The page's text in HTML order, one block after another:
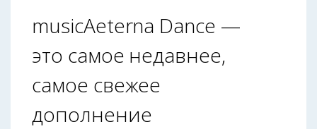
musicAeterna Dance —
это самое недавнее,
самое свежее
дополнение